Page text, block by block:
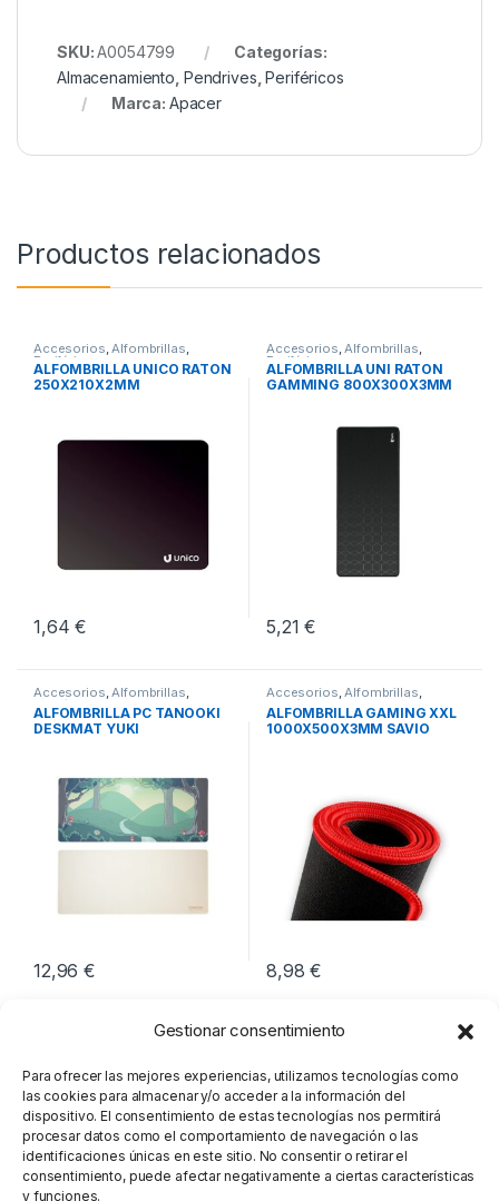
Gestionar consentimiento
Para ofrecer las mejores experiencias, utilizamos tecnologías como
las cookies para almacenar y/o acceder a la información del
dispositivo. El consentimiento de estas tecnologías nos permitirá
procesar datos como el comportamiento de navegación o las
identificaciones únicas en este sitio. No consentir o retirar el
consentimiento, puede afectar negativamente a ciertas características
y funciones.
SKU:A0054799
Categorías:
Almacenamiento Pendrives ,Periféricos
Marca: Apacer
Productos relacionados
Accesorios,Alfombrillas,
Periféricos
ALFOMBRILLA UNICO RATON
250X210X2MM
1,64€
Accesorios,Alfombrillas,
Periféricos
ALFOMBRILLA UNI RATON
GAMMING 800X300X3MM
5,21€
Accesorios,Alfombrillas,
Periféricos
ALFOMBRILLA PC TANOOKI
DESKMAT YUKI
12,96€
Accesorios,Alfombrillas,
Periféricos
ALFOMBRILLA GAMING XXL
1000X500X3MM SAVIO
8,98€